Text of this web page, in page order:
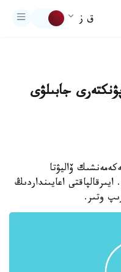
ق ز
پۋنكتەرى جابىلۋى
ۆاليۋتا
اعايىنداردىڭ
وتىر.